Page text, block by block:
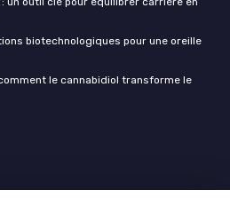
biotechnologiques pour une oreille
le cannabidiol transforme le